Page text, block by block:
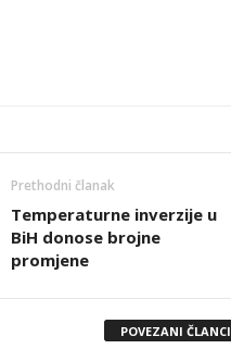
Prethodni članak
Temperaturne inverzije u
BiH donose brojne
promjene
POVEZANI ČLANCI